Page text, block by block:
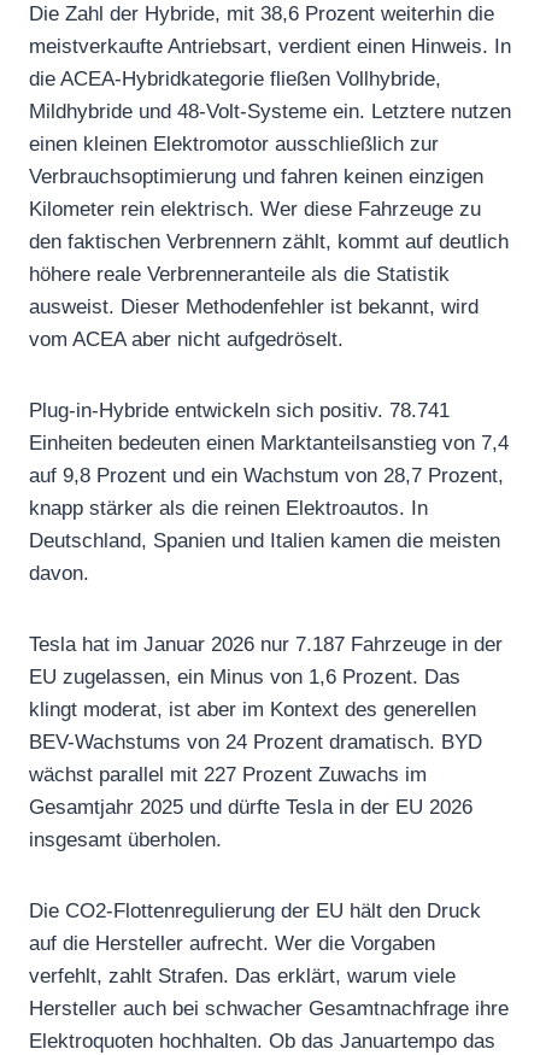
Die Zahl der Hybride, mit 38,6 Prozent weiterhin die
meistverkaufte Antriebsart, verdient einen Hinweis. In
die ACEA-Hybridkategorie fließen Vollhybride,
Mildhybride und 48-Volt-Systeme ein. Letztere nutzen
einen kleinen Elektromotor ausschließlich zur
Verbrauchsoptimierung und fahren keinen einzigen
Kilometer rein elektrisch. Wer diese Fahrzeuge zu
den faktischen Verbrennern zählt, kommt auf deutlich
höhere reale Verbrenneranteile als die Statistik
ausweist. Dieser Methodenfehler ist bekannt, wird
vom ACEA aber nicht aufgedröselt.
Plug-in-Hybride entwickeln sich positiv. 78.741
Einheiten bedeuten einen Marktanteilsanstieg von 7,4
auf 9,8 Prozent und ein Wachstum von 28,7 Prozent,
knapp stärker als die reinen Elektroautos. In
Deutschland, Spanien und Italien kamen die meisten
davon.
Tesla hat im Januar 2026 nur 7.187 Fahrzeuge in der
EU zugelassen, ein Minus von 1,6 Prozent. Das
klingt moderat, ist aber im Kontext des generellen
BEV-Wachstums von 24 Prozent dramatisch. BYD
wächst parallel mit 227 Prozent Zuwachs im
Gesamtjahr 2025 und dürfte Tesla in der EU 2026
insgesamt überholen.
Die CO2-Flottenregulierung der EU hält den Druck
auf die Hersteller aufrecht. Wer die Vorgaben
verfehlt, zahlt Strafen. Das erklärt, warum viele
Hersteller auch bei schwacher Gesamtnachfrage ihre
Elektroquoten hochhalten. Ob das Januartempo das